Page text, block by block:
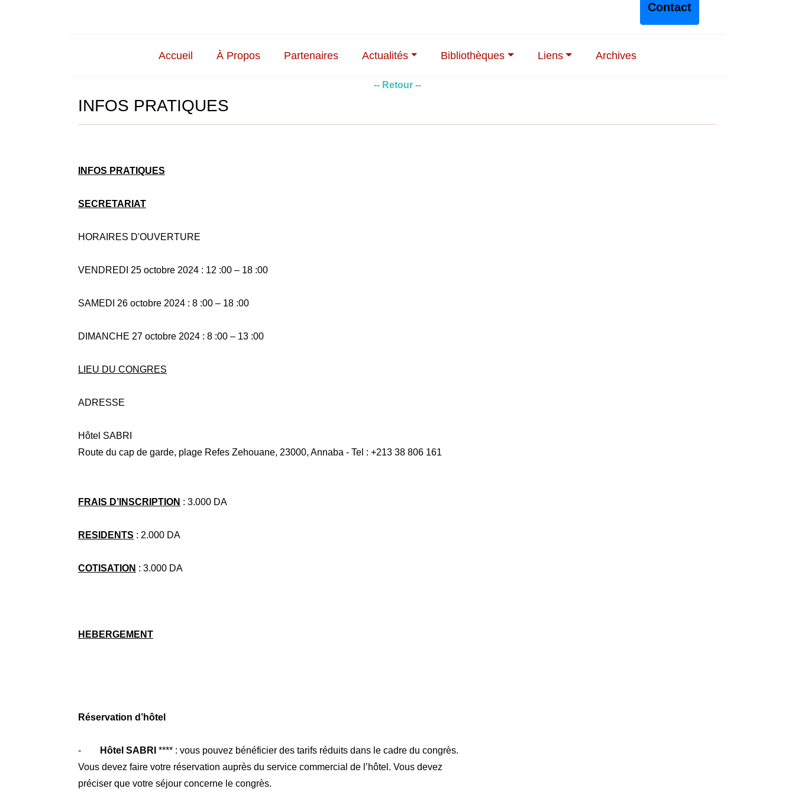
Contact
Accueil À Propos Partenaires Actualités Bibliothèques Liens Archives
-- Retour --
INFOS PRATIQUES
INFOS PRATIQUES
SECRETARIAT
HORAIRES D'OUVERTURE
VENDREDI 25 octobre 2024 : 12 :00 – 18 :00
SAMEDI 26 octobre 2024 : 8 :00 – 18 :00
DIMANCHE 27 octobre 2024 : 8 :00 – 13 :00
LIEU DU CONGRES
ADRESSE
Hôtel SABRI
Route du cap de garde, plage Refes Zehouane, 23000, Annaba - Tel : +213 38 806 161
FRAIS D’INSCRIPTION : 3.000 DA
RESIDENTS : 2.000 DA
COTISATION : 3.000 DA
HEBERGEMENT
Réservation d’hôtel
- Hôtel SABRI **** : vous pouvez bénéficier des tarifs réduits dans le cadre du congrès.
Vous devez faire votre réservation auprès du service commercial de l’hôtel. Vous devez
préciser que votre séjour concerne le congrès.